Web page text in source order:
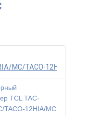
MC/TACO-12HIA/MC